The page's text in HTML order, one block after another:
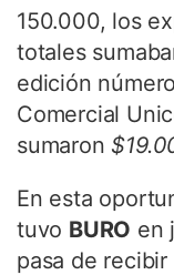
150.000, los
totales
edición
Comercial
sumaron
En esta
tuvo BURO en
pasa de